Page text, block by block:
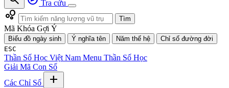
Tra cứu
bubble_chart Tìm
Mã Khóa Gợi Ý
Biểu đồ ngày sinh Ý nghĩa tên Năm thế hệ
Chỉ số đường đời
ESC
Thần Số Học Việt Nam Menu Thần Số Học
Giải Mã Con Số
Các Chỉ Số
add